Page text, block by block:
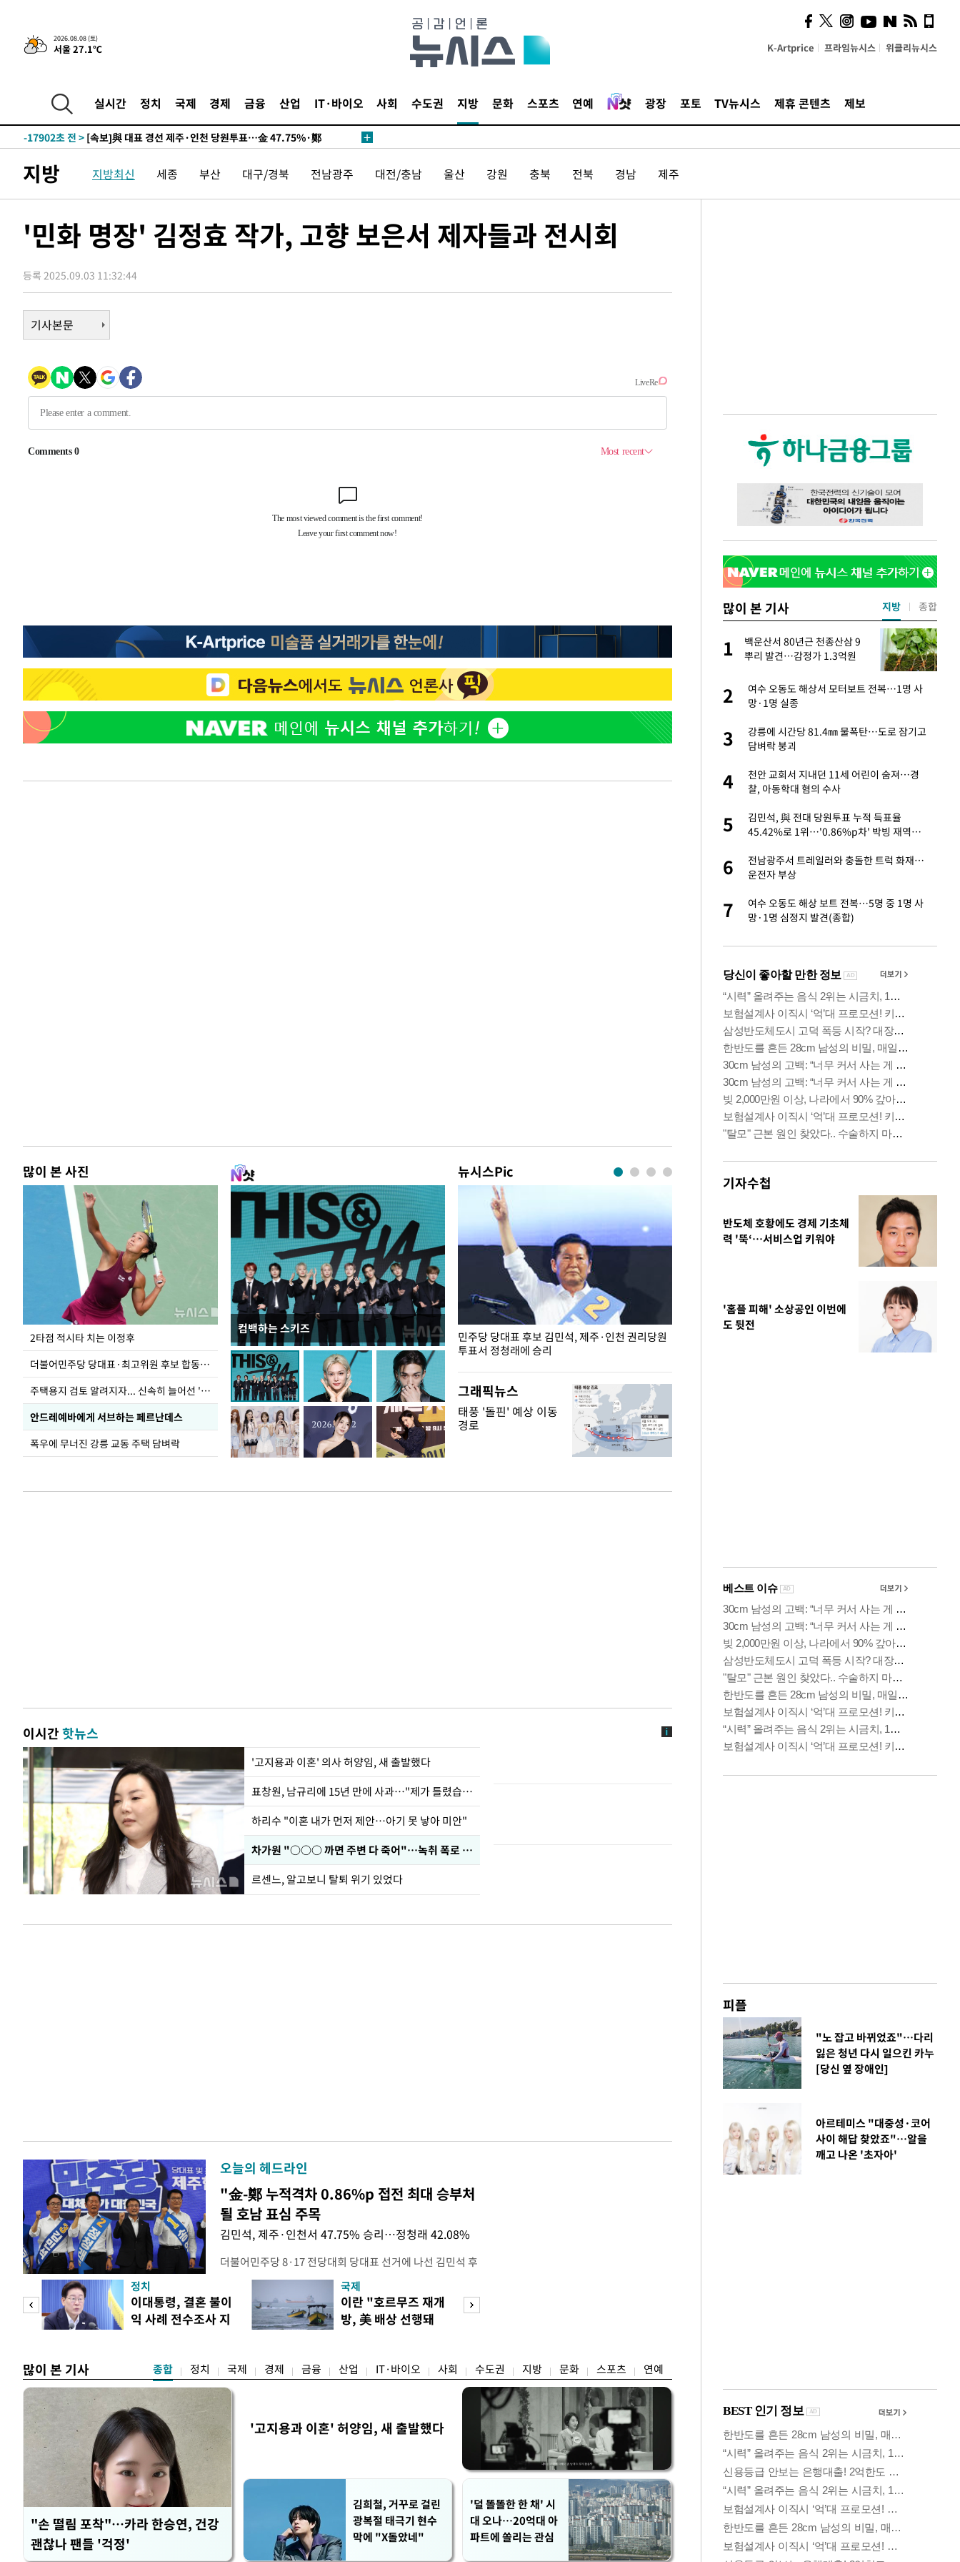
2026.08.08 (토)
서울 27.1℃ K-Artprice 프라임뉴시스 위클리뉴시스
실시간 정치 국제 경제 금융 산업 IT·바이오 사회 수도권 지방 문화 스포츠 연예 광장 포토 TV뉴시스 제휴 콘텐츠 제보
9시간 전 >[속보]뉴욕증시 상승 마감…S&P 0.6% 나스닥 1.3%↑
-27620초 전 > 이란 "호르무즈 재개방 합의 근접…美 배상 선행돼야"
한민수·김용 순
-18620초 전 >
[속보]김민석, 與 전대 당원투표 누적 득표율 45.42%로 1위… 정
청래 44.56%
-17902초 전 >
42.08%·宋 10.17%
-17436초 전 > 이강인 "아틀레티코 이적 기뻐…등번호 7번 의미보단 팀 위해 뛸
-11145초 전 > 낮 최고 35도 '무더위'…동해안 시간당 30㎜ '강한 비'[내일날씨]
-10415초 전 >[속보]이강인 "감독님이 원하는 마음 느꼈고, 많은 트로피 원해 아
-9166초 전 >온열질환 사망자 3명 늘어…누적 환자 3000명 돌파
13분 전 >백운산서 80년근 천종산삼 9뿌리 발견…감정가 1.3억원
51분 전 >선재도서 해루질 나섰다 실종 60대, 닷새 만에 숨진 채 발견
1시간 전 >남자 농구, 나고야 아시안게임서 '홈팀' 일본과 한일전
1시간 전 >여수 오동도 해상서 모터보트 전복…1명 사망·1명 실종
날씨]
3시간 전 > 축구협회 "압수수색·성접대 논란 사과…쇄신의 기회로 삼겠다"
4시간 전 >[속보]'압수수색·성접대 논란' 축구협회 "실망과 걱정 안겨드려 죄송"
7시간 전 >'최고 37도' 폭염 지속…강원동해안 최대 150㎜ 비
-27620초 전 >
[속보]김민석, 與 전대 당원투표 누적 득표율 45.42%로 1위… 정
[속보]與 대표 경선 제주·인천 당원투표…金 47.75%·鄭
이강인 "아틀레티코 이적 기뻐…등번호 7번 의미보단 팀 위해 뛸
-9166초 전 >
온열질환 사망자 3명 늘어…누적 환자 3000명 돌파
-3111초 전 >강릉에 시간당 81.4㎜ 물폭탄…도로 잠기고 담벼락 붕괴
13분 전 >백운산서 80년근 천종산삼 9뿌리 발견…감정가 1.3억원
51분 전 >선재도서 해루질 나섰다 실종 60대, 닷새 만에 숨진 채 발견
1시간 전 > 남자 농구, 나고야 아시안게임서 '홈팀' 일본과 한일전
1시간 전 >
여수 오동도 해상서 모터보트 전복…1명 사망·1명 실종
3시간 전 >축구협회 "압수수색·성접대 논란 사과…쇄신의 기회로 삼겠다"
지방 지방최신 세종 부산 대구/경북 전남광주 대전/충남 울산 강원 충북 전북 경남 제주
'민화 명장' 김정효 작가, 고향 보은서 제자들과 전시회
등록 2025.09.03 11:32:44
기사본문
많이 본 사진
2타점 적시타 치는 이정후
더불어민주당 당대표·최고위원 후보 합동연설회
주택용지 검토 알려지자... 신속히 늘어선 '근조화환'
안드레예바에게 서브하는 페르난데스
폭우에 무너진 강릉 교동 주택 담벼락
컴백하는 스키즈
뉴시스Pic
이번주 국회에는 무슨 일이? [뉴시스국회토pic]
민주당 당대표 후보 김민석, 제주·인천 권리당원
투표서 정청래에 승리
무더위 잊는 도심형 여름 축제 '2026 서울 바캉스 용산어린이정원
그래픽뉴스
태풍 '돌핀' 예상 이동
경로
이시간핫뉴스
'고지용과 이혼' 의사 허양임, 새 출발했다
표창원, 남규리에 15년 만에 사과…"제가 틀렸습니다"
하리수 "이혼 내가 먼저 제안…아기 못 낳아 미안"
차가원 "○○○ 까면 주변 다 죽어"…녹취 폭로 파장
르센느, 알고보니 탈퇴 위기 있었다
오늘의 헤드라인
"金-鄭 누적격차 0.86%p 접전 최대 승부처
될 호남 표심 주목
김민석, 제주·인천서 47.75% 승리…정청래 42.08%
더불어민주당 8·17 전당대회 당대표 선거에 나선 김민석 후
보가 8일 제주·인천 지역 순회경선에서 '누적 1위'를 탈환했
다. 앞서 정청래 후보 우세 지역으로 점쳐졌던 충청권과 부산
·울산·경남 경선에서 1승 1패를 주고 받은 김 후보는 이날
제주·인천 경선에서 이기며 '2승 1패'로 앞서가게 됐다. 다
정치
이대통령, 결혼 불이
익 사례 전수조사 지
국제
이란 "호르무즈 재개
방, 美 배상 선행돼
많이 본 기사 종합 정치 국제 경제 금융 산업 IT·바이오 사회 수도권 지방 문화 스포츠 연예
"손 떨림 포착"…카라 한승연, 건강
괜찮나 팬들 '걱정'
'고지용과 이혼' 허양임, 새 출발했다
김희철, 거꾸로 걸린
광복절 태극기 현수
막에 "X돌았네"
'덜 똘똘한 한 채' 시
대 오나…20억대 아
파트에 쏠리는 관심
많이 본 기사
"손 떨림 포착"…카라 한승
연, 건강 괜찮나 팬들 '걱정'
2
3
김희철, 거꾸로 걸린 광복절 태극기 현수막에
"X돌았네"
4
1
백운산서 80년근 천종산삼 9
뿌리 발견…감정가 1.3억원
2
여수 오동도 해상서 모터보트 전복…1명 사
망·1명 실종
3
강릉에 시간당 81.4㎜ 물폭탄…도로 잠기고
담벼락 붕괴
4
천안 교회서 지내던 11세 어린이 숨져…경
찰, 아동학대 혐의 수사
5
김민석, 與 전대 당원투표 누적 득표율
45.42%로 1위…'0.86%p차' 박빙 재역전
6
전남광주서 트레일러와 충돌한 트럭 화재…
운전자 부상
7
여수 오동도 해상 보트 전복…5명 중 1명 사
망·1명 심정지 발견(종합)
지방 종합
기자수첩
반도체 호황에도 경제 기초체
력 '뚝‘…서비스업 키워야
'홈플 피해' 소상공인 이번에
도 뒷전
피플
"노 잡고 바뀌었죠"…다리
잃은 청년 다시 일으킨 카누
[당신 옆 장애인]
아르테미스 "대중성·코어
사이 해답 찾았죠"…알을
깨고 나온 '초자아'